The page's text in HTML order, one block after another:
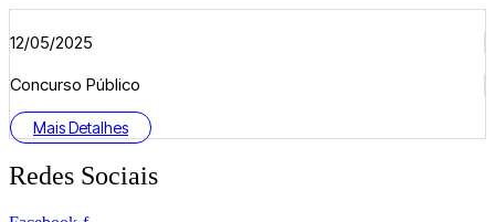
12/05/2025
Concurso Público
Mais Detalhes
Redes Sociais